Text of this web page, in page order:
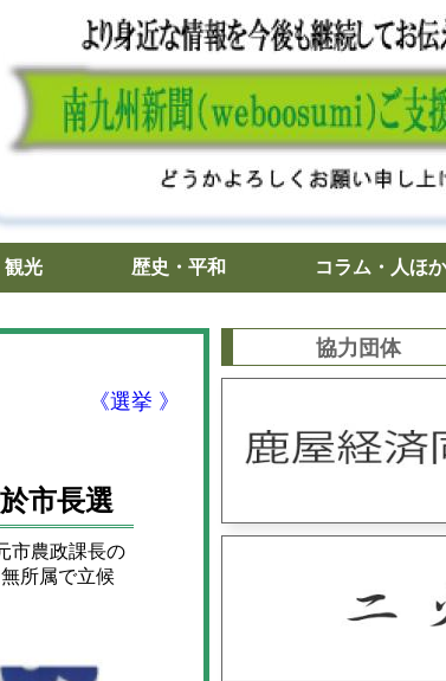
観光 歴史・平和 コラム・人ほ
《選挙 》
市長選
市農政課長の
所属で立候
協力団体